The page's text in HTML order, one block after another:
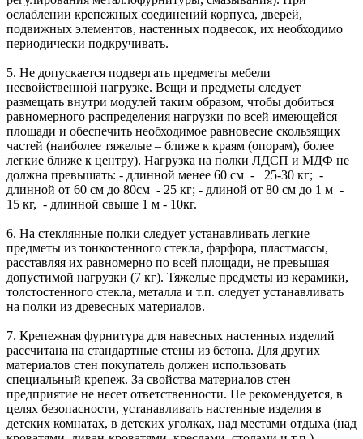
ослаблении крепежных соединений корпуса, дверей,
подвижных элементов, настенных подвесок, их необходимо
периодически подкручивать.
5. Не допускается подвергать предметы мебели
несвойственной нагрузке. Вещи и предметы следует
размещать внутри модулей таким образом, чтобы добиться
равномерного распределения нагрузки по всей имеющейся
площади и обеспечить необходимое равновесие скользящих
частей (наиболее тяжелые – ближе к краям (опорам), более
легкие ближе к центру). Нагрузка на полки ЛДСП и МДФ не
должна превышать: - длинной менее 60 см - 25-30 кг; -
длинной от 60 см до 80см - 25 кг; - длиной от 80 см до 1 м -
15 кг, - длинной свыше 1 м - 10кг.
6. На стеклянные полки следует устанавливать легкие
предметы из тонкостенного стекла, фарфора, пластмассы,
расставляя их равномерно по всей площади, не превышая
допустимой нагрузки (7 кг). Тяжелые предметы из керамики,
толстостенного стекла, металла и т.п. следует устанавливать
на полки из древесных материалов.
7. Крепежная фурнитура для навесных настенных изделий
рассчитана на стандартные стены из бетона. Для других
материалов стен покупатель должен использовать
специальный крепеж. За свойства материалов стен
предприятие не несет ответственности. Не рекомендуется, в
целях безопасности, устанавливать настенные изделия в
детских комнатах, в детских уголках, над местами отдыха (над